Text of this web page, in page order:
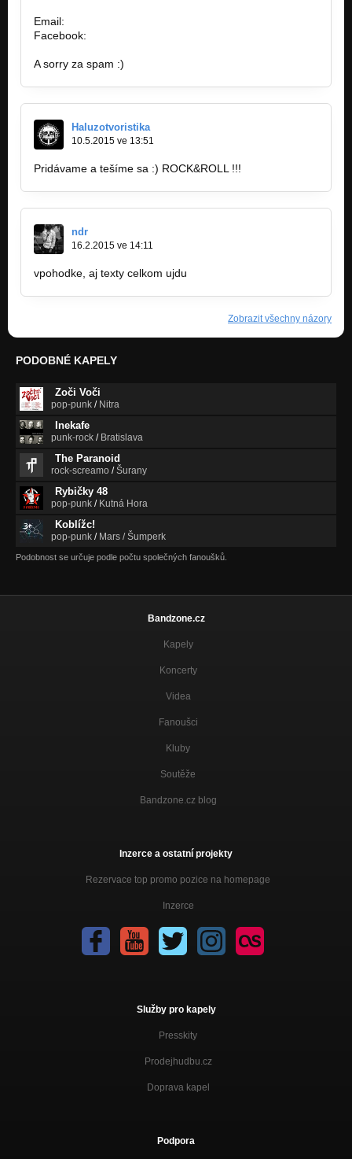
Email:
Facebook:
A sorry za spam :)
Haluzotvoristika
10.5.2015 ve 13:51
Pridávame a tešíme sa :) ROCK&ROLL !!!
ndr
16.2.2015 ve 14:11
vpohodke, aj texty celkom ujdu
Zobrazit všechny názory
PODOBNÉ KAPELY
Zoči Voči
pop-punk / Nitra
Inekafe
punk-rock / Bratislava
The Paranoid
rock-screamo /Šurany
Rybičky 48
pop-punk / Kutná Hora
Koblížc!
pop-punk / Mars / Šumperk
Podobnost se určuje podle počtu společných fanoušků.
Bandzone.cz
Kapely
Koncerty
Videa
Fanoušci
Kluby
Soutěže
Bandzone.cz blog
Inzerce a ostatní projekty
Rezervace top promo pozice na homepage
Inzerce
Služby pro kapely
Presskity
Prodejhudbu.cz
Doprava kapel
Podpora